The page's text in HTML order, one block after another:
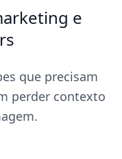
e
que precisam
perder contexto